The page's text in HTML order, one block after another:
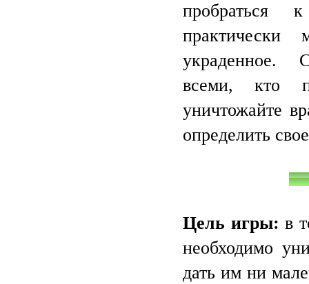
пробраться
практически
украденное.
всеми, кто
уничтожайте
определить
Цель игры: в
необходимо
дать им ни